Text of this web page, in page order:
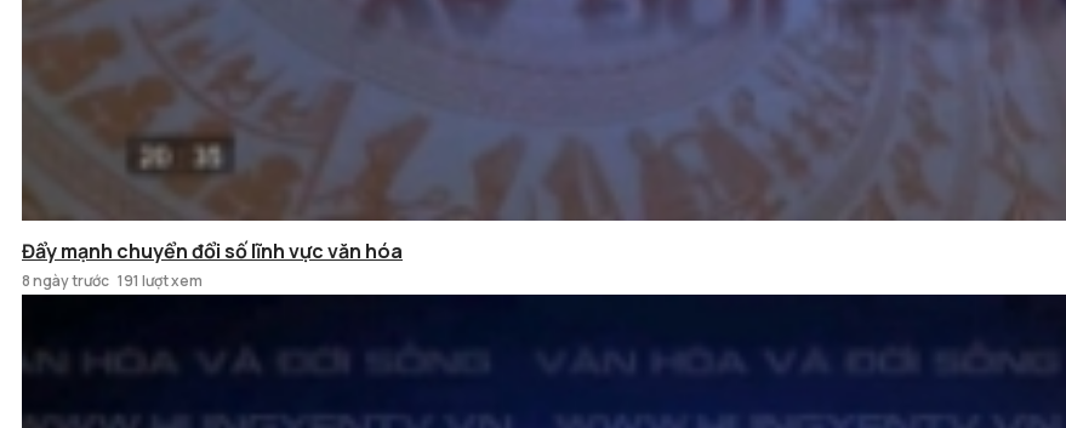
Đẩy mạnh chuyển đổi số lĩnh vực văn hóa
8 ngày trước 191 lượt xem